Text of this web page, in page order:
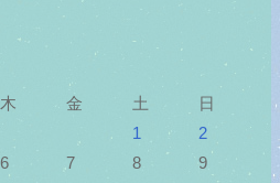
木 金 土
日
1
2
6 7 8
9